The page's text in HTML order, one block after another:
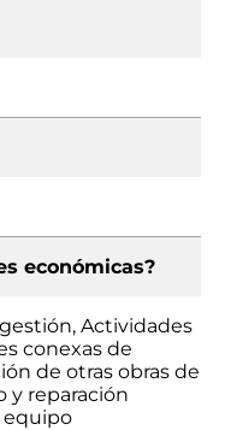
económicas?
Actividades
conexas de
de otras obras de
y reparación
equipo